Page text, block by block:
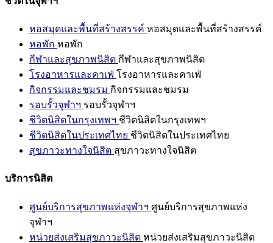
หอสมุดและพื้นที่สร้างสรรค์ หอสมุดและพื้นที่สร้างสรรค์
หอพัก หอพัก
กีฬาและสุขภาพนิสิต กีฬาและสุขภาพนิสิต
โรงอาหารและคาเฟ่ โรงอาหารและคาเฟ่
กิจกรรมและชมรม กิจกรรมและชมรม
รอบรั้วจุฬาฯ รอบรั้วจุฬาฯ
ชีวิตนิสิตในกรุงเทพฯ ชีวิตนิสิตในกรุงเทพฯ
ชีวิตนิสิตในประเทศไทย ชีวิตนิสิตในประเทศไทย
สุขภาวะทางใจนิสิต สุขภาวะทางใจนิสิต
บริการนิสิต
ศูนย์บริการสุขภาพแห่งจุฬาฯ ศูนย์บริการสุขภาพแห่ง
จุฬาฯ
หน่วยส่งเสริมสุขภาวะนิสิต หน่วยส่งเสริมสุขภาวะนิสิต